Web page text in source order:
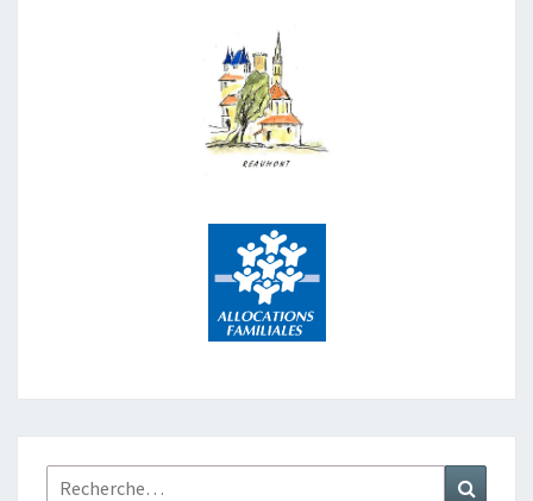
Rechercher :